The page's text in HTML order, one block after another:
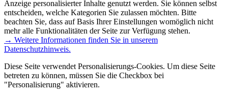
Anzeige personalisierter Inhalte genutzt werden. Sie können selbst
entscheiden, welche Kategorien Sie zulassen möchten. Bitte
beachten Sie, dass auf Basis Ihrer Einstellungen womöglich nicht
mehr alle Funktionalitäten der Seite zur Verfügung stehen.
→ Weitere Informationen finden Sie in unserem
Datenschutzhinweis.
Diese Seite verwendet Personalisierungs-Cookies. Um diese Seite
betreten zu können, müssen Sie die Checkbox bei
"Personalisierung" aktivieren.